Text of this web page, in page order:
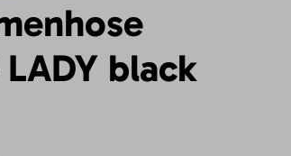
LADY black